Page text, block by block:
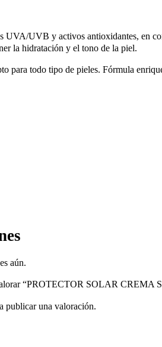
UVA/UVB y activos antioxidantes, en
la hidratación y el tono de la piel.
para todo tipo de pieles. Fórmula
aún.
“PROTECTOR SOLAR CREMA
publicar una valoración.